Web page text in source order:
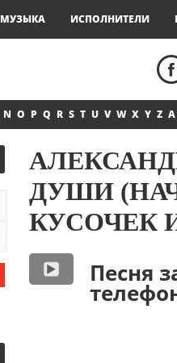
МУЗЫКА ИСПОЛНИТЕЛИ
N O P Q R S T U V W X Y Z А
ДУШИ
КУСОЧЕК
Песня